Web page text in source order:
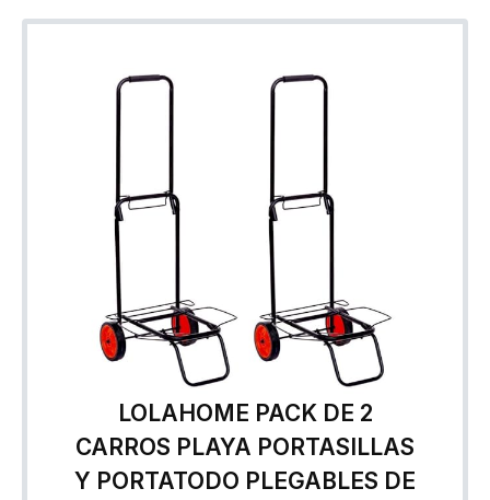
LOLAHOME PACK DE 2
CARROS PLAYA PORTASILLAS
Y PORTATODO PLEGABLES DE